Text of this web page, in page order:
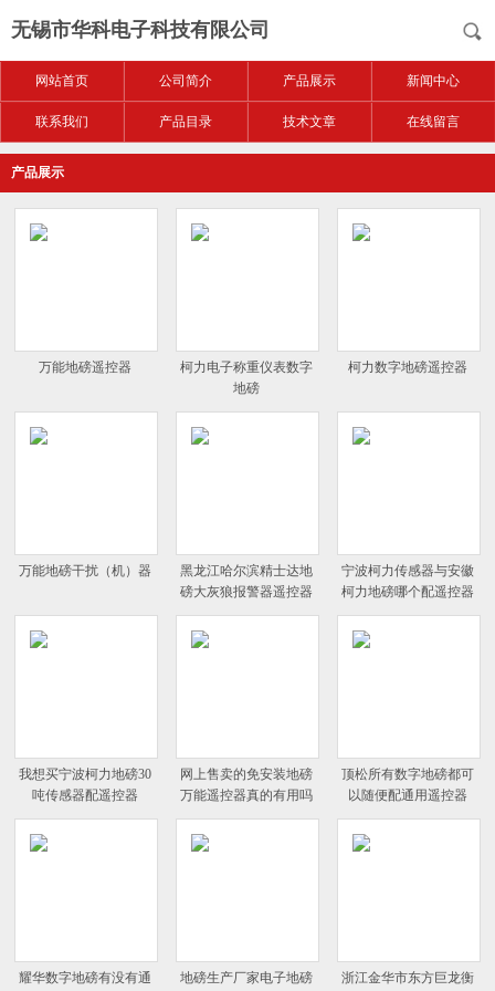
无锡市华科电子科技有限公司
网站首页 公司简介 产品展示 新闻中心
联系我们 产品目录 技术文章 在线留言
产品展示
万能地磅遥控器
柯力电子称重仪表数字
地磅
柯力数字地磅遥控器
万能地磅干扰（机）器
黑龙江哈尔滨精士达地
磅大灰狼报警器遥控器
宁波柯力传感器与安徽
柯力地磅哪个配遥控器
我想买宁波柯力地磅30
吨传感器配遥控器
网上售卖的免安装地磅
万能遥控器真的有用吗
顶松所有数字地磅都可
以随便配通用遥控器
耀华数字地磅有没有通
地磅生产厂家电子地磅
浙江金华市东方巨龙衡